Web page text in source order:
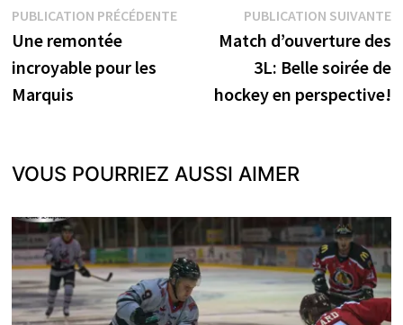
Navigation
de
l’article
PUBLICATION PRÉCÉDENTEPublication
précédente :
Une remontée
incroyable pour les
Marquis
PUBLICATION SUIVANTE
Match d’ouverture des
3L: Belle soirée de
hockey en perspective!
VOUS POURRIEZ AUSSI AIMER